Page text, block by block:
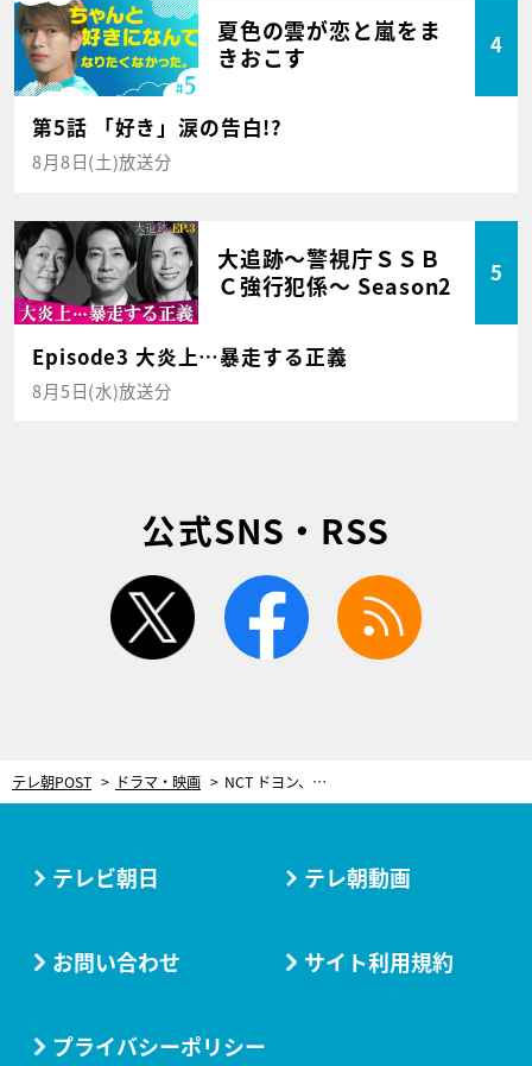
夏色の雲が恋と嵐をま
きおこす
4
第5話 「好き」涙の告白!?
8月8日(土)放送分
大追跡～警視庁ＳＳＢ
Ｃ強行犯係～ Season2
5
Episode3 大炎上…暴走する正義
8月5日(水)放送分
公式SNS・RSS
twitter facebook
テレ朝POST ドラマ・映画 NCT ドヨン、ドラマ『星降る夜に』を美しく彩る挿入歌『Cry』のレコーディング映像公開
テレビ朝日 テレ朝動画
お問い合わせ サイト利用規約
プライバシーポリシー